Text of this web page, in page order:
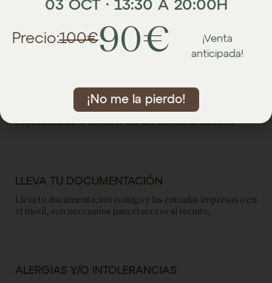
IMPORTANTE
PUNTUALIDAD
Especialmente si vas hacer uso del servicio de transfer.
LLEVA TU DOCUMENTACIÓN
Lleva tu documentación contigo y las entradas impresas o en
el móvil, son necesarios para el acceso al recinto.
ALERGIAS Y/O INTOLERANCIAS
03 OCT · 13:30 A 20:00H
Precio:100€90€
¡Venta
anticipada!
¡No me la pierdo!